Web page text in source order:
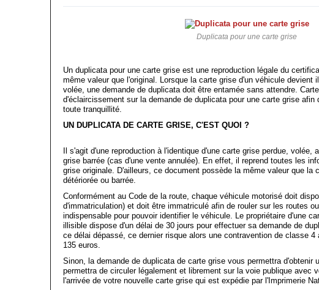
Duplicata pour une carte grise
Un duplicata pour une carte grise est une reproduction légale du
même valeur que l'original. Lorsque la carte grise d'un véhicule devient
volée, une demande de duplicata doit être entamée sans attendre.
d'éclaircissement sur la demande de duplicata pour une carte grise afin
toute tranquillité.
UN DUPLICATA DE CARTE GRISE, C'EST QUOI ?
Il s'agit d'une reproduction à l'identique d'une carte grise perdue, volée,
grise barrée (cas d'une vente annulée). En effet, il reprend toutes les
grise originale. D'ailleurs, ce document possède la même valeur que la
détériorée ou barrée.
Conformément au Code de la route, chaque véhicule motorisé doit
d'immatriculation) et doit être immatriculé afin de rouler sur les routes
indispensable pour pouvoir identifier le véhicule. Le propriétaire d'une
illisible dispose d'un délai de 30 jours pour effectuer sa demande de
ce délai dépassé, ce dernier risque alors une contravention de classe
135 euros.
Sinon, la demande de duplicata de carte grise vous permettra d'obtenir
permettra de circuler légalement et librement sur la voie publique avec
l'arrivée de votre nouvelle carte grise qui est expédie par l'Imprimerie